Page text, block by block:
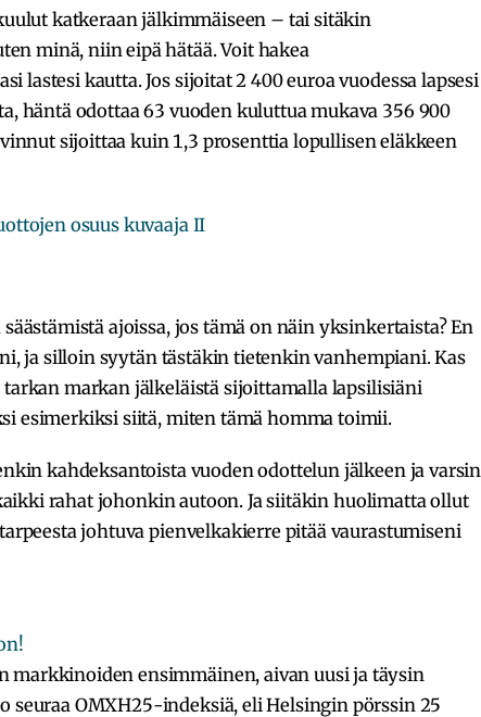
katkeraan jälkimmäiseen – tai sitäkin
minä, niin eipä hätää. Voit hakea
lastesi kautta. Jos sijoitat 2 400 euroa vuodessa lapsesi
häntä odottaa 63 vuoden kuluttua mukava 356 900
sijoittaa kuin 1,3 prosenttia lopullisen eläkkeen
ajoissa, jos tämä on näin yksinkertaista? En
ja silloin syytän tästäkin tietenkin vanhempiani. Kas
markan jälkeläistä sijoittamalla lapsilisiäni
esimerkiksi siitä, miten tämä homma toimii.
kahdeksantoista vuoden odottelun jälkeen ja varsin
rahat johonkin autoon. Ja siitäkin huolimatta ollut
johtuva pienvelkakierre pitää vaurastumiseni
markkinoiden ensimmäinen, aivan uusi ja täysin
seuraa OMXH25-indeksiä, eli Helsingin pörssin 25